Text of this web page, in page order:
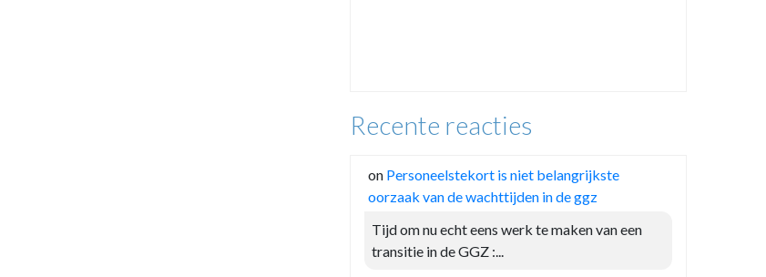
Recente reacties
on Personeelstekort is niet belangrijkste
oorzaak van de wachttijden in de ggz
Tijd om nu echt eens werk te maken van een
transitie in de GGZ :...